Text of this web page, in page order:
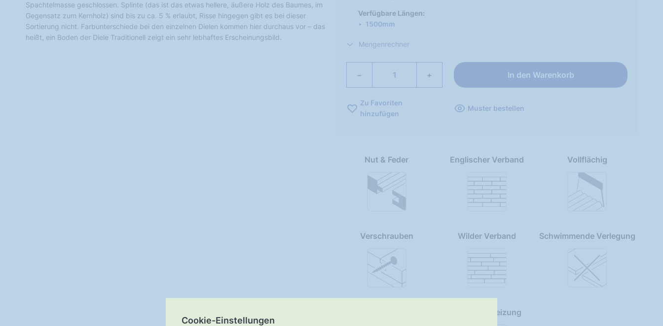
Cookie-Einstellungen
Verfügbare Längen:
1500mm
Mengenrechner
− + In den Warenkorb
Zu Favoriten
hinzufügen
Muster bestellen
Nut & Feder Englischer Verband Vollflächig
Verschrauben Wilder Verband Schwimmende Verlegung
Fußbodenheizung
Spachtelmasse geschlossen. Splinte (das ist das etwas hellere, äußere Holz des Baumes, im
Gegensatz zum Kernholz) sind bis zu ca. 5 % erlaubt, Risse hingegen gibt es bei dieser
Sortierung nicht. Farbunterschiede bei den einzelnen Dielen kommen hier durchaus vor – das
heißt, ein Boden der Diele Traditionell zeigt ein sehr lebhaftes Erscheinungsbild.